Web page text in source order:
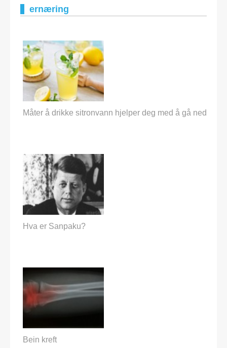
ernæring
Måter å drikke sitronvann hjelper deg med å gå ned i
Hva er Sanpaku?
Bein kreft